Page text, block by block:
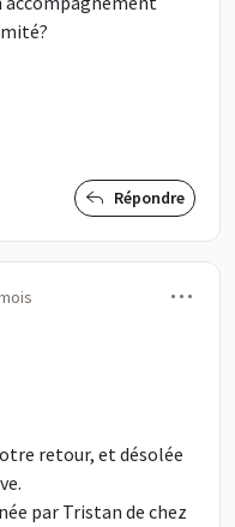
Répondre
retour, et désolée
par Tristan de chez